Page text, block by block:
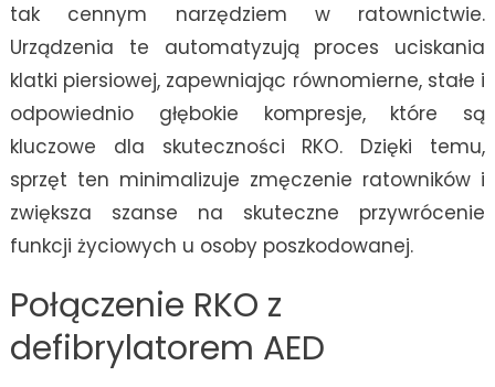
tak cennym narzędziem w ratownictwie.
Urządzenia te automatyzują proces uciskania
klatki piersiowej, zapewniając równomierne, stałe i
odpowiednio głębokie kompresje, które są
kluczowe dla skuteczności RKO. Dzięki temu,
sprzęt ten minimalizuje zmęczenie ratowników i
zwiększa szanse na skuteczne przywrócenie
funkcji życiowych u osoby poszkodowanej.
Połączenie RKO z
defibrylatorem AED